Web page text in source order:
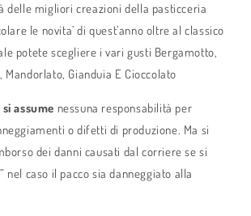
delle migliori creazioni della pasticceria
le novita’ di quest’anno oltre al classico
potete scegliere i vari gusti Bergamotto,
Mandorlato, Gianduia E Cioccolato
assume nessuna responsabilità per
o difetti di produzione. Ma si
dei danni causati dal corriere se si
nel caso il pacco sia danneggiato alla